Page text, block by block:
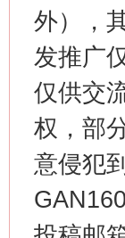
外），
发推广
仅供交
权，部
意侵犯
在